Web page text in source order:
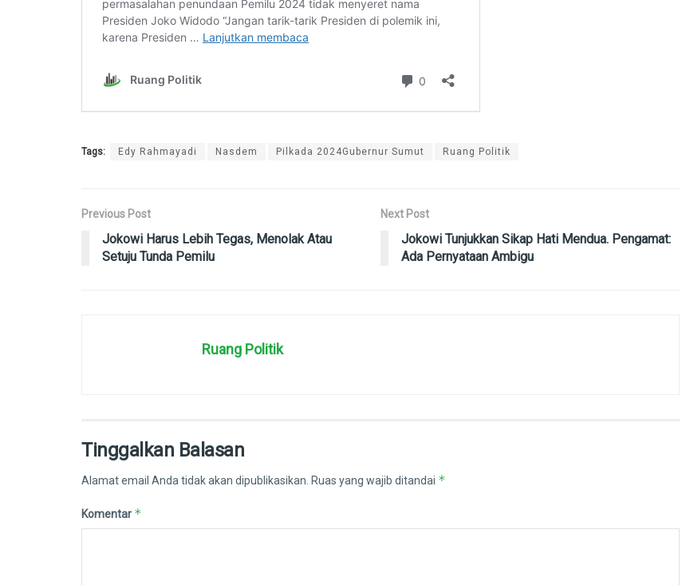
Tags: Edy Rahmayadi Nasdem Pilkada 2024Gubernur Sumut Ruang Politik
Previous Post
Jokowi Harus Lebih Tegas, Menolak Atau
Setuju Tunda Pemilu
Next Post
Jokowi Tunjukkan Sikap Hati Mendua. Pengamat:
Ada Pernyataan Ambigu
Ruang Politik
Tinggalkan Balasan
Alamat email Anda tidak akan dipublikasikan. Ruas yang wajib ditandai *
Komentar *